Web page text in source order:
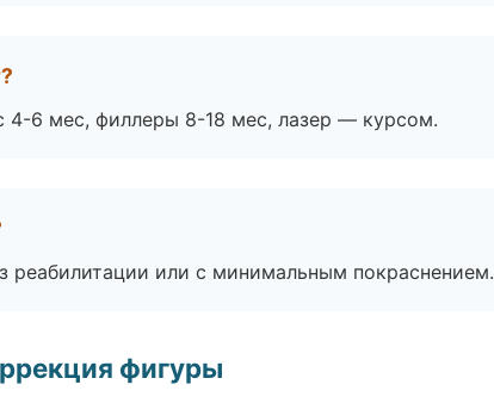
4-6 мес, филлеры 8-18 мес, лазер — курсом.
реабилитации или с минимальным покраснением.
фигуры